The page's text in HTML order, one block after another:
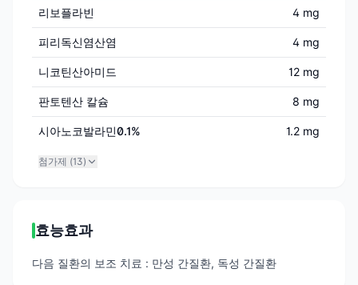
리보플라빈 4 mg
피리독신염산염 4 mg
니코틴산아미드 12 mg
판토텐산 칼슘 8 mg
시아노코발라민0.1% 1.2 mg
첨가제 (13)
효능효과
다음 질환의 보조 치료 : 만성 간질환, 독성 간질환